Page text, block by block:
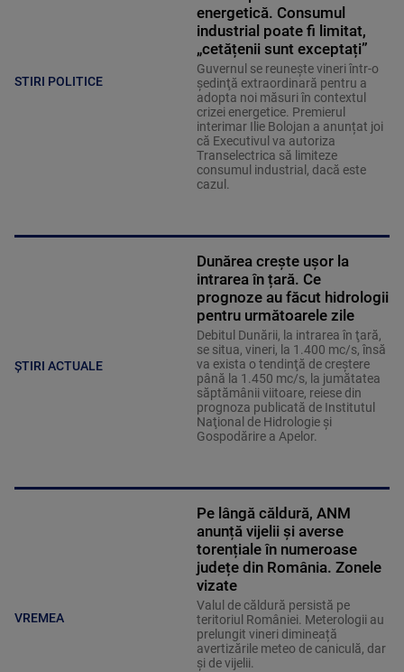
STIRI POLITICE
energetică. Consumul
industrial poate fi limitat,
„cetățenii sunt exceptați”
Guvernul se reuneşte vineri într-o
şedinţă extraordinară pentru a
adopta noi măsuri în contextul
crizei energetice. Premierul
interimar Ilie Bolojan a anunțat joi
că Executivul va autoriza
Transelectrica să limiteze
consumul industrial, dacă este
cazul.
ȘTIRI ACTUALE
Dunărea crește ușor la
intrarea în țară. Ce
prognoze au făcut hidrologii
pentru următoarele zile
Debitul Dunării, la intrarea în ţară,
se situa, vineri, la 1.400 mc/s, însă
va exista o tendinţă de creştere
până la 1.450 mc/s, la jumătatea
săptămânii viitoare, reiese din
prognoza publicată de Institutul
Naţional de Hidrologie şi
Gospodărire a Apelor.
VREMEA
Pe lângă căldură, ANM
anunță vijelii și averse
torențiale în numeroase
județe din România. Zonele
vizate
Valul de căldură persistă pe
teritoriul României. Meterologii au
prelungit vineri dimineață
avertizările meteo de caniculă, dar
și de vijelii.